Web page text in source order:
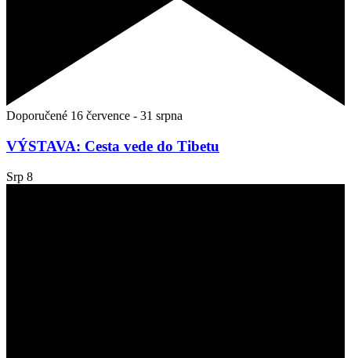
Doporučené 16 července - 31 srpna
VÝSTAVA: Cesta vede do Tibetu
Srp 8